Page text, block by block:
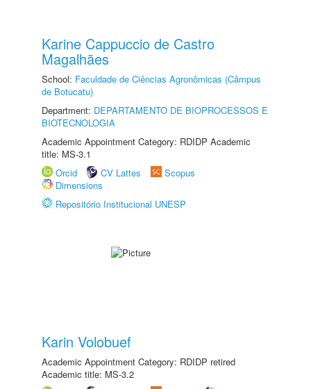
Karine Cappuccio de Castro
Magalhães
School: Faculdade de Ciências Agronômicas (Câmpus
de Botucatu)
Department: DEPARTAMENTO DE BIOPROCESSOS E
BIOTECNOLOGIA
Academic Appointment Category: RDIDP Academic
title: MS-3.1
Orcid
CV Lattes
Scopus
Dimensions
Repositório Institucional UNESP
Karin Volobuef
Academic Appointment Category: RDIDP retired
Academic title: MS-3.2